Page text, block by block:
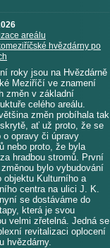
areálu
hvězdárny po
roky jsou na Hvězdárně
Meziříčí ve znamení
změn v základní
celého areálu.
změn probíhala tak
ať už proto, že se
o opravy či úpravy
nebo proto, že byla
hradbou stromů. První
bylo vybudování
objektu Kulturního a
centra na ulici J. K.
se dostáváme do
která je svou
velmi zřetelná. Jedná se
revitalizaci oplocení
hvězdárny.